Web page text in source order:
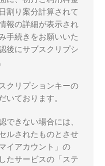
割り案分計算されて
報の詳細が表示され
手続きをお願いいた
後にサブスクリプシ
クリプションキーの
いております。
できない場合には、
ルされたものとさせ
イアカウント」の
たサービスの「ステ